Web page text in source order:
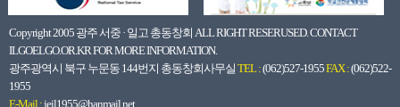
Copyright 2005 광주 서중 · 일고 총동창회 ALL RIGHT RESERUSED. CONTACT
ILGOELGO.OR.KR FOR MORE INFORMATION.
광주광역시 북구 누문동 144번지 총동창회사무실 TEL :(062)527-1955FAX :(062)522-
1955
E-Mail :jeil1955@hanmail.net